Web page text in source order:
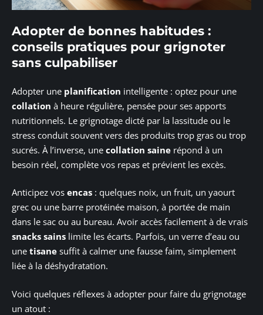
Adopter de bonnes habitudes :
conseils pratiques pour grignoter
sans culpabiliser
Adopter une planification intelligente : optez pour une
collation à heure régulière, pensée pour ses apports
nutritionnels. Le grignotage dicté par la lassitude ou le
stress conduit souvent vers des produits trop gras ou trop
sucrés. À l’inverse, une collation saine répond à un
besoin réel, complète vos repas et prévient les excès.
Anticipez vos encas : quelques noix, un fruit, un yaourt
grec ou une barre protéinée maison, à portée de main
dans le sac ou au bureau. Avoir accès facilement à de vrais
snacks sains limite les écarts. Parfois, un verre d’eau ou
une tisane suffit à calmer une fausse faim, simplement
liée à la déshydratation.
Voici quelques réflexes à adopter pour faire du grignotage
un atout :